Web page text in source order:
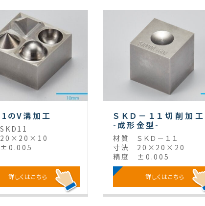
のV溝加工
SKD11
20×20×10
±0.005
詳しくはこちら
ＳＫＤ－１１切削加
-成形金型-
材質
ＳＫＤ－１１
寸法
20×20×20
精度
±0.005
詳しくはこちら